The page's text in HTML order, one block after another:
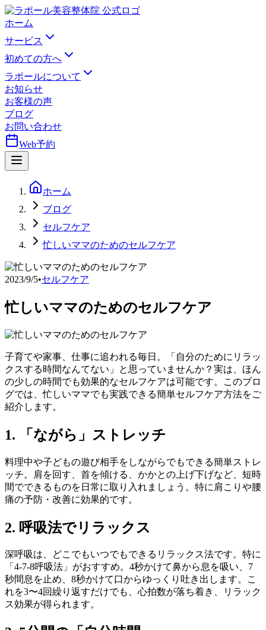
ホーム
サービス
初めての方へ
ラポールについて
お知らせ
お客様の声
ブログ
お問い合わせ
Web予約
ホーム
ブログ
セルフケア
忙しいママのためのセルフケア
2023/9/5•セルフケア
忙しいママのためのセルフケア
子育てや家事、仕事に追われる毎日。「自分のためにリラッ
クスする時間なんてない」と思っていませんか？実は、ほん
の少しの時間でも効果的なセルフケアは可能です。このブロ
グでは、忙しいママでも実践できる簡単セルフケア方法をご
紹介します。
1. 「ながら」ストレッチ
料理中や子どもの遊び相手をしながらでもできる簡単ストレ
ッチ。肩を回す、首を傾ける、かかとの上げ下げなど、短時
間でできるものを日常に取り入れましょう。特に肩こりや腰
痛の予防・改善に効果的です。
2. 呼吸法でリラックス
深呼吸は、どこでもいつでもできるリラックス法です。特に
「4-7-8呼吸法」がおすすめ。4秒かけて鼻から息を吸い、7
秒間息を止め、8秒かけて口からゆっくり吐き出します。こ
れを3〜4回繰り返すだけでも、心拍数が落ち着き、リラック
ス効果が得られます。